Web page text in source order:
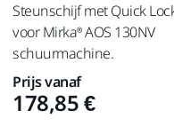
Steunschijf met Quick
voor Mirka® AOS 130NV
schuurmachine.
Prijs vanaf
178,85 €